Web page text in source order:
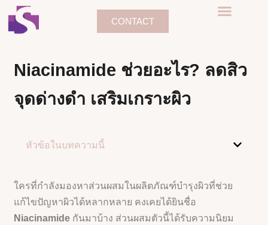
CONTACT
Niacinamide ช่วยอะไร? ลดสิว
จุดด่างดํา เสริมเกราะผิว
หัวข้อในบทความนี้
ใครที่กำลังมองหาส่วนผสมในผลิตภัณฑ์บำรุงผิวที่ช่วย
แก้ไขปัญหาผิวได้หลากหลาย คงเคยได้ยินชื่อ
Niacinamide กันมาบ้าง ส่วนผสมตัวนี้ได้รับความนิยม